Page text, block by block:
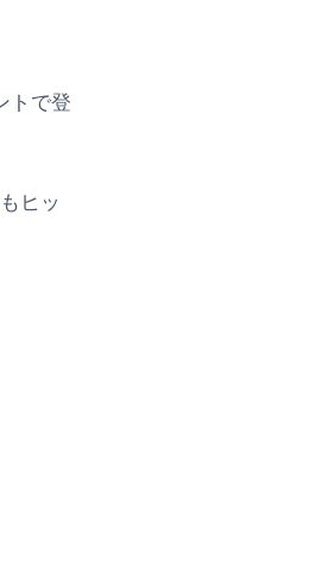
トで登
ヒッ